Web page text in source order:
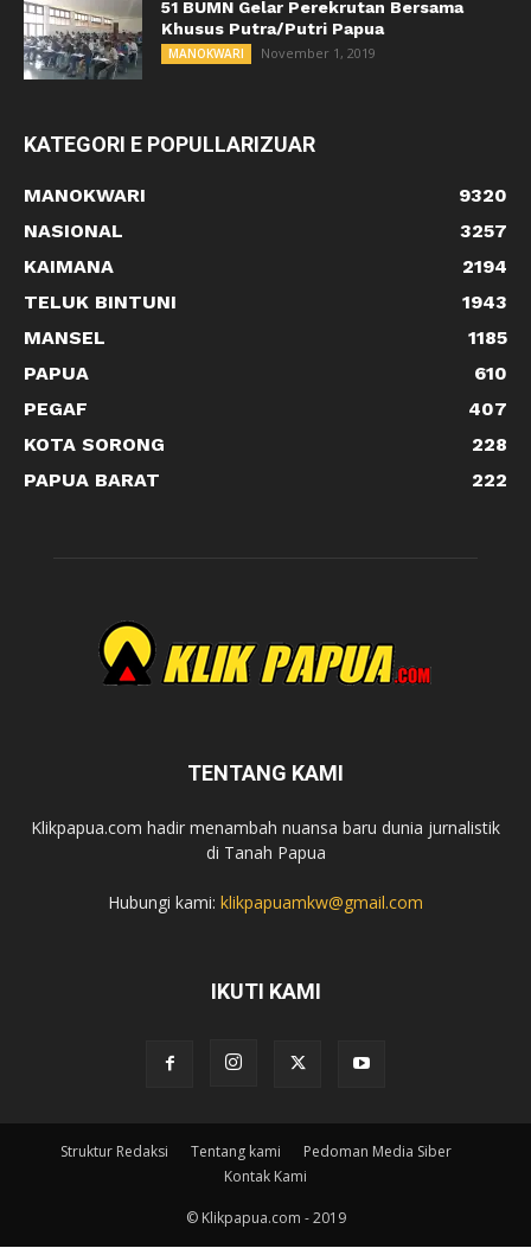
51 BUMN Gelar Perekrutan Bersama
Khusus Putra/Putri Papua
MANOKWARI November 1, 2019
KATEGORI E POPULLARIZUAR
MANOKWARI
9320
NASIONAL
3257
KAIMANA
2194
TELUK BINTUNI
1943
MANSEL
1185
PAPUA
610
PEGAF
407
KOTA SORONG
228
PAPUA BARAT
222
TENTANG KAMI
Klikpapua.com hadir menambah nuansa baru dunia jurnalistik
di Tanah Papua
Hubungi kami: klikpapuamkw@gmail.com
IKUTI KAMI
Struktur Redaksi Tentang kami
Pedoman Media Siber
Kontak Kami
© Klikpapua.com - 2019